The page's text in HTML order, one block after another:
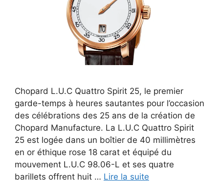
Chopard L.U.C Quattro Spirit 25, le premier
garde-temps à heures sautantes pour l’occasion
des célébrations des 25 ans de la création de
Chopard Manufacture. La L.U.C Quattro Spirit
25 est logée dans un boîtier de 40 millimètres
en or éthique rose 18 carat et équipé du
mouvement L.U.C 98.06-L et ses quatre
barillets offrent huit … Lire la suite